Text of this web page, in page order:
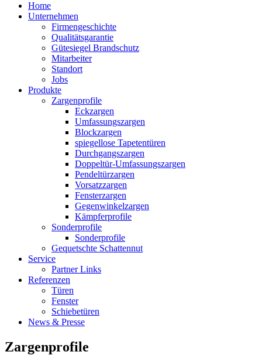
Home
Unternehmen
Firmengeschichte
Qualitätsgarantie
Gütesiegel Brandschutz
Mitarbeiter
Standort
Jobs
Produkte
Zargenprofile
Eckzargen
Umfassungszargen
Blockzargen
spiegellose Tapetentüren
Durchgangszargen
Doppeltür-Umfassungszargen
Pendeltürzargen
Vorsatzzargen
Fensterzargen
Gegenwinkelzargen
Kämpferprofile
Sonderprofile
Sonderprofile
Gequetschte Schattennut
Service
Partner Links
Referenzen
Türen
Fenster
Schiebetüren
News & Presse
Zargenprofile